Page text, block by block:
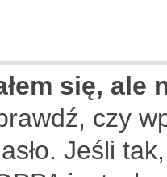
się, ale
czy
Jeśli